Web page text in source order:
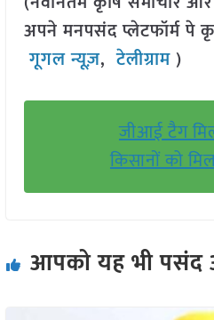
अपने मनपसंद प्लेटफॉर्म
गूगल न्यूज़,टेलीग्राम )
जीआई टैग
किसानों को
आपको यह भी